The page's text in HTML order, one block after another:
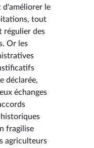
d'améliorer le
tout
régulier des
Or les
déclarée,
échanges
fragilise
agriculteurs